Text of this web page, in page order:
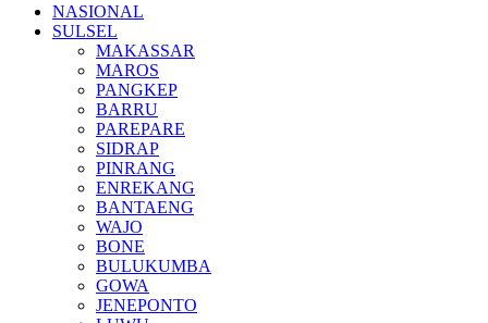
NASIONAL
SULSEL
MAKASSAR
MAROS
PANGKEP
BARRU
PAREPARE
SIDRAP
PINRANG
ENREKANG
BANTAENG
WAJO
BONE
BULUKUMBA
GOWA
JENEPONTO